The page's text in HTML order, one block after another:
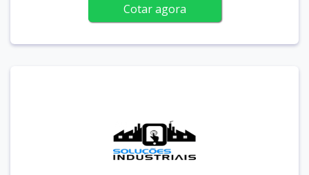
Cotar agora